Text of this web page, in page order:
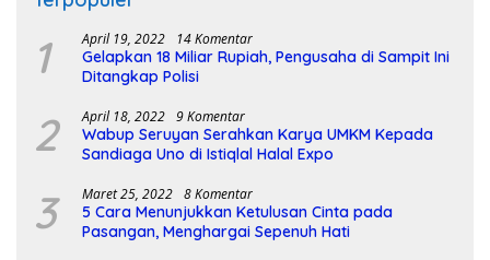
1 April 19, 2022 14 Komentar
Gelapkan 18 Miliar Rupiah, Pengusaha di Sampit Ini
Ditangkap Polisi
2 April 18, 2022 9 Komentar
Wabup Seruyan Serahkan Karya UMKM Kepada
Sandiaga Uno di Istiqlal Halal Expo
3 Maret 25, 2022 8 Komentar
5 Cara Menunjukkan Ketulusan Cinta pada
Pasangan, Menghargai Sepenuh Hati